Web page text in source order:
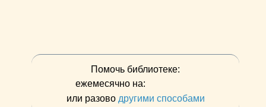
Помочь библиотеке:
ежемесячно на:
или разово другими способами